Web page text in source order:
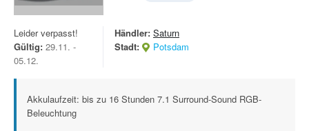
Leider verpasst!
Gültig: 29.11. -
05.12.
Händler: Saturn
Stadt:
Potsdam
Akkulaufzeit: bis zu 16 Stunden 7.1 Surround-Sound RGB-
Beleuchtung